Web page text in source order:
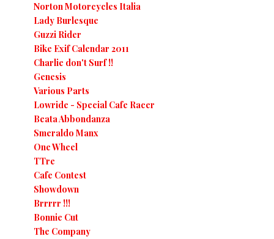
Norton Motorcycles Italia
Lady Burlesque
Guzzi Rider
Bike Exif Calendar 2011
Charlie don't Surf !!
Genesis
Various Parts
Lowride - Special Cafe Racer
Beata Abbondanza
Smeraldo Manx
One Wheel
TTre
Cafe Contest
Showdown
Brrrrr !!!
Bonnie Cut
The Company